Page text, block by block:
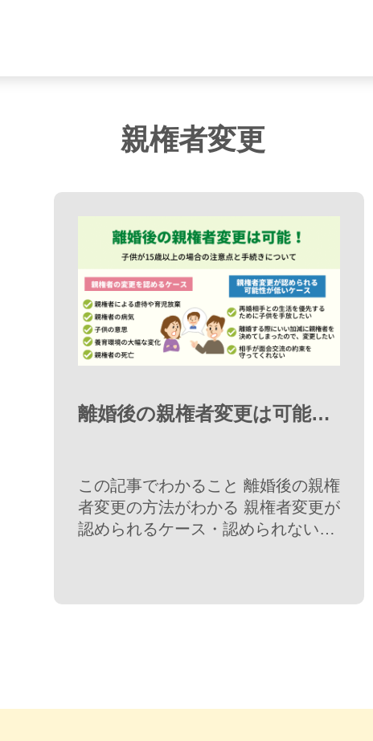
親権者変更
離婚後の親権者変更は可能！
この記事でわかること 離婚後の親権
者変更の方法がわかる 親権者変更が
認められるケース・認められないケ